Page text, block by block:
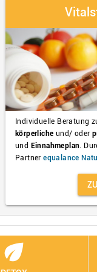
Individuelle Beratung
körperliche und/ oder
und Einnahmeplan.
Partnerequalance
eco